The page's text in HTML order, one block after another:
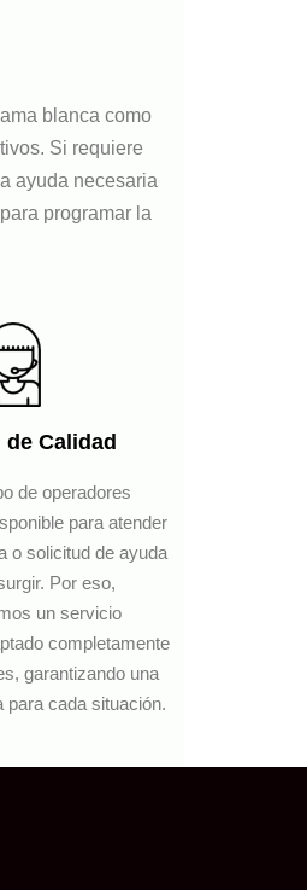
blanca como
Si requiere
ayuda necesaria
programar la
Calidad
de operadores
para atender
o solicitud de ayuda
Por eso,
un servicio
completamente
garantizando una
para cada situación.